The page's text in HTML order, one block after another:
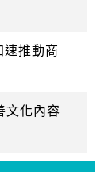
速推動商
文化內容